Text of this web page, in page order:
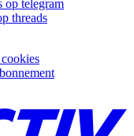
op telegram
threads